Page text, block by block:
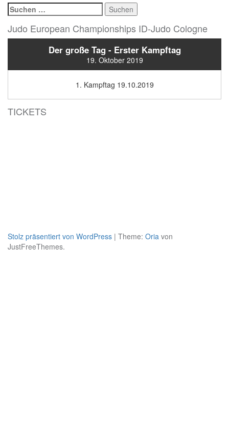
Suchen
nach:
Judo European Championships ID-Judo Cologne
Der große Tag - Erster Kampftag
19. Oktober 2019
1. Kampftag 19.10.2019
TICKETS
Stolz präsentiert von WordPress | Theme: Oria von
JustFreeThemes.